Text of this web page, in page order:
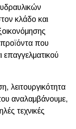
κλάδο και
που
επαγγελματικού
λειτουργικότητα
αναλαμβάνουμε,
τεχνικές